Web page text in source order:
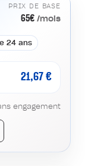
PRIX DE BASE
65€/mois
24 ans
21,67 €
engagement